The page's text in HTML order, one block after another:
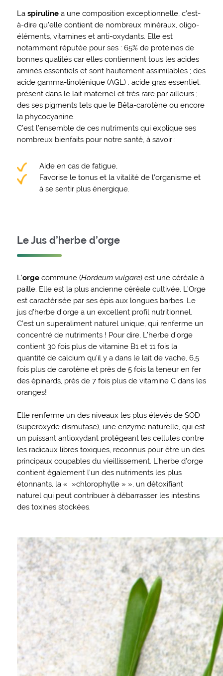
La spirulinea une composition exceptionnelle, c’est-
à-dire qu’elle contient de nombreux minéraux, oligo-
éléments, vitamines et anti-oxydants. Elle est
notamment réputée pour ses : 65% de protéines de
bonnes qualités car elles contiennent tous les acides
aminés essentiels et sont hautement assimilables ; des
acide gamma-linolénique (AGL) : acide gras essentiel,
présent dans le lait maternel et très rare par ailleurs ;
des ses pigments tels que le Bêta-carotène ou encore
la phycocyanine.
C’est l’ensemble de ces nutriments qui explique ses
nombreux bienfaits pour notre santé, à savoir :
Aide en cas de fatigue,
Favorise le tonus et la vitalité de l’organisme et
à se sentir plus énergique.
Le Jus d’herbe d’orge
L’orgecommune (Hordeum vulgare) est une céréale à
paille. Elle est la plus ancienne céréale cultivée. L’Orge
est caractérisée par ses épis aux longues barbes. Le
jus d’herbe d’orge a un excellent profil nutritionnel.
C’est un superaliment naturel unique, qui renferme un
concentré de nutriments ! Pour dire, L’herbe d’orge
contient 30 fois plus de vitamine B1 et 11 fois la
quantité de calcium qu’il y a dans le lait de vache, 6,5
fois plus de carotène et près de 5 fois la teneur en fer
des épinards, près de 7 fois plus de vitamine C dans les
oranges!
Elle renferme un des niveaux les plus élevés de SOD
(superoxyde dismutase), une enzyme naturelle, qui est
un puissant antioxydant protégeant les cellules contre
les radicaux libres toxiques, reconnus pour être un des
principaux coupables du vieillissement. L’herbe d’orge
contient également l’un des nutriments les plus
étonnants, la « »chlorophylle » », un détoxifiant
naturel qui peut contribuer à débarrasser les intestins
des toxines stockées.